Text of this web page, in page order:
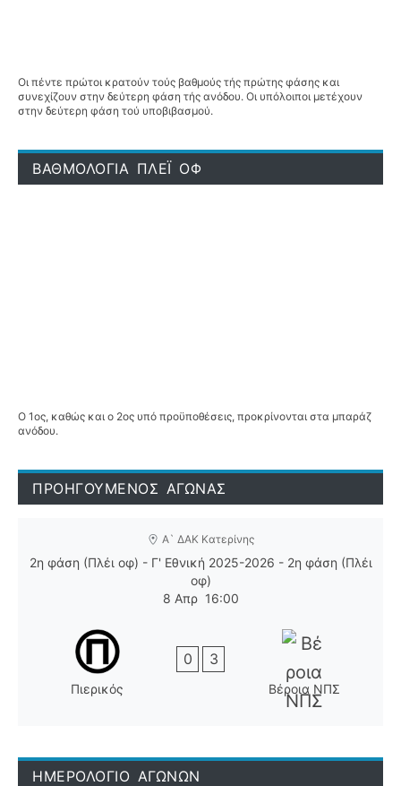
Οι πέντε πρώτοι κρατούν τούς βαθμούς τής πρώτης φάσης και
συνεχίζουν στην δεύτερη φάση τής ανόδου. Οι υπόλοιποι μετέχουν
στην δεύτερη φάση τού υποβιβασμού.
ΒΑΘΜΟΛΟΓΙΑ ΠΛΕΪ ΟΦ
Ο 1ος, καθώς και ο 2ος υπό προϋποθέσεις, προκρίνονται στα μπαράζ
ανόδου.
ΠΡΟΗΓΟΥΜΕΝΟΣ ΑΓΩΝΑΣ
Α` ΔΑΚ Κατερίνης
2η φάση (Πλέι οφ) - Γ' Εθνική 2025-2026 - 2η φάση (Πλέι
οφ)
8 Απρ 16:00
Πιερικός
0 3
Βέροια ΝΠΣ
ΗΜΕΡΟΛΟΓΙΟ ΑΓΩΝΩΝ